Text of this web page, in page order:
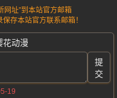
网址”到本站官方邮箱
存本站官方联系邮箱！
花动漫
提
交
19